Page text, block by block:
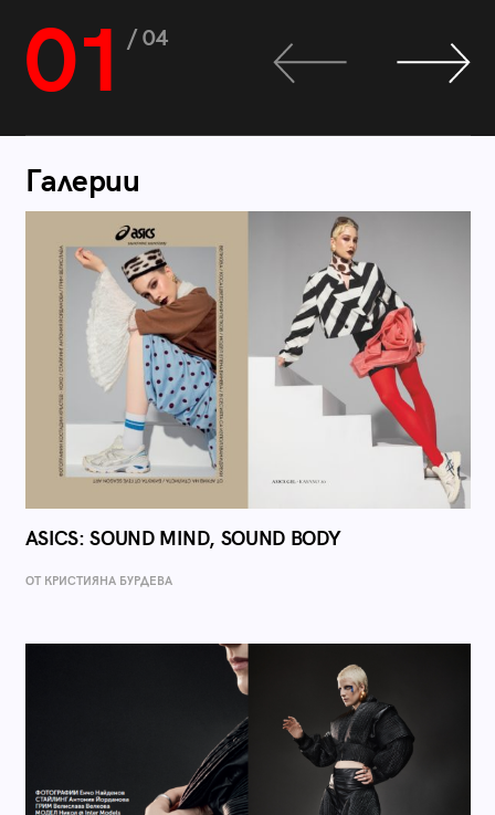
01 / 04
Галерии
ASICS: SOUND MIND, SOUND BODY
ОТ КРИСТИЯНА БУРДЕВА